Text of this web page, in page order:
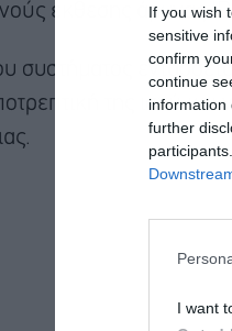
If you wish
sensitive
confirm
continue
information
further
I want
έκθεσης άμυνας
συστήματος
της ισχύ